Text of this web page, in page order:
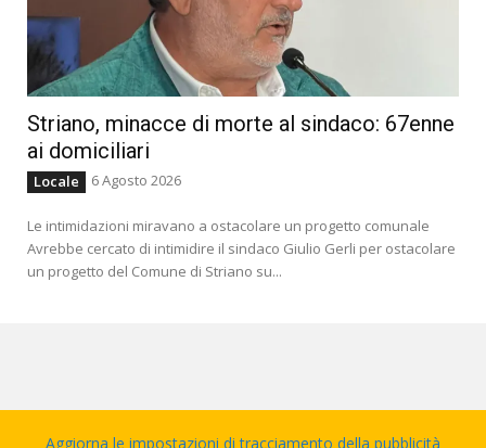
Striano, minacce di morte al sindaco: 67enne
ai domiciliari
Locale 6 Agosto 2026
Le intimidazioni miravano a ostacolare un progetto comunale
Avrebbe cercato di intimidire il sindaco Giulio Gerli per ostacolare
un progetto del Comune di Striano su...
Aggiorna le impostazioni di tracciamento della pubblicità